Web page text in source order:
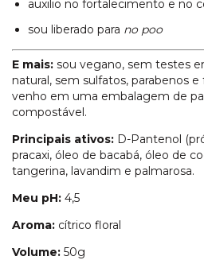
auxilio no fortalecimento e no
sou liberado para no poo
E mais: sou vegano, sem testes
natural, sem sulfatos, parabenos e
venho em uma embalagem de
compostável.
Principais ativos: D-Pantenol
pracaxi, óleo de bacabá, óleo de
tangerina, lavandim e palmarosa.
Meu pH: 4,5
Aroma: cítrico floral
Volume: 50g